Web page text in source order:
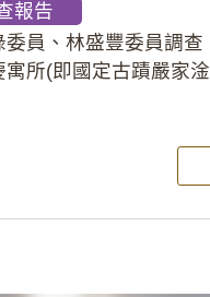
報告
委員、林盛豐委員調
寓所(即國定古蹟嚴家